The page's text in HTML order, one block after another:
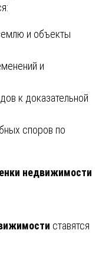
и объекты
и
к доказательной
споров по
недвижимости
ставятся